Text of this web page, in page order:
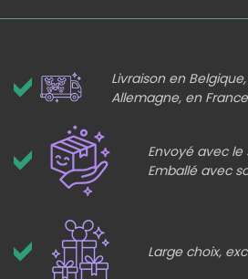
Livraison en
Allemagne, en
Envoyé avec le
Emballé avec
Large choix,